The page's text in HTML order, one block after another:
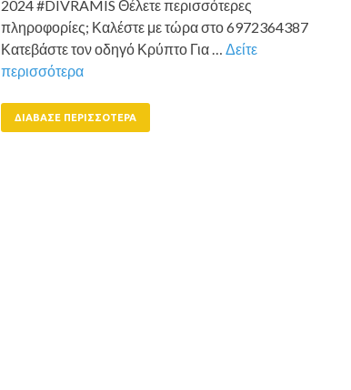
2024 #DIVRAMIS Θέλετε περισσότερες
πληροφορίες; Καλέστε με τώρα στο 6972364387
Κατεβάστε τον οδηγό Κρύπτο Για … Δείτε
περισσότερα
ΔΙΆΒΑΣΕ ΠΕΡΙΣΣΌΤΕΡΑ